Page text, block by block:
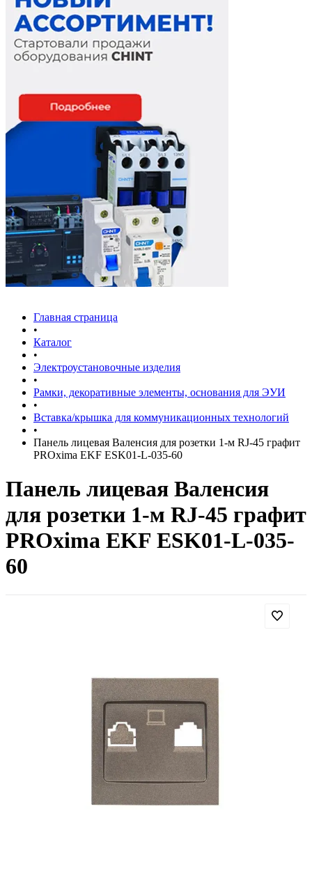
Главная страница
•
Каталог
•
Электроустановочные изделия
•
Рамки, декоративные элементы, основания для ЭУИ
•
Вставка/крышка для коммуникационных технологий
•
Панель лицевая Валенсия для розетки 1-м RJ-45 графит
PROxima EKF ESK01-L-035-60
Панель лицевая Валенсия
для розетки 1-м RJ-45 графит
PROxima EKF ESK01-L-035-
60